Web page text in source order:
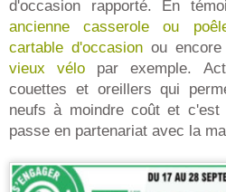
d'occasion rapporté. En
ancienne casserole ou
cartable d'occasion ou
vieux vélo par exemple.
couettes et oreillers qui
neufs à moindre coût et
passe en partenariat avec la